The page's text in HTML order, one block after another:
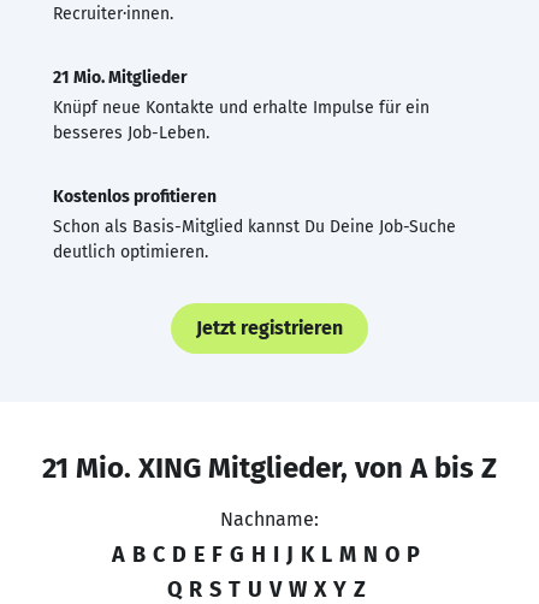
Recruiter·innen.
21 Mio. Mitglieder
Knüpf neue Kontakte und erhalte Impulse für ein
besseres Job-Leben.
Kostenlos profitieren
Schon als Basis-Mitglied kannst Du Deine Job-Suche
deutlich optimieren.
Jetzt registrieren
21 Mio. XING Mitglieder, von A bis Z
Nachname:
A B C D E F G H I J K L M N O P
Q R S T U V W X Y Z